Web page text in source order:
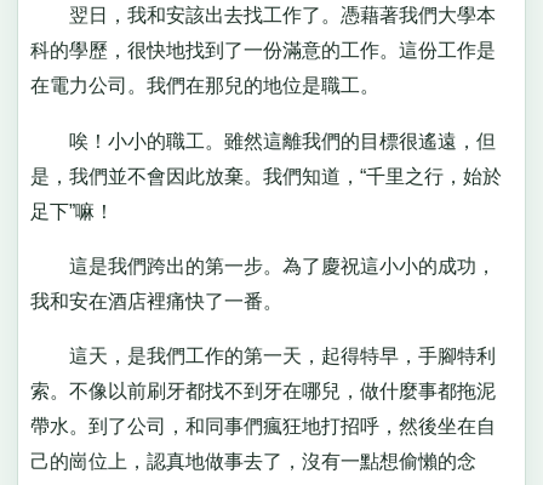
翌日，我和安該出去找工作了。憑藉著我們大學本
科的學歷，很快地找到了一份滿意的工作。這份工作是
在電力公司。我們在那兒的地位是職工。
唉！小小的職工。雖然這離我們的目標很遙遠，但
是，我們並不會因此放棄。我們知道，“千里之行，始於
足下”嘛！
這是我們跨出的第一步。為了慶祝這小小的成功，
我和安在酒店裡痛快了一番。
這天，是我們工作的第一天，起得特早，手腳特利
索。不像以前刷牙都找不到牙在哪兒，做什麼事都拖泥
帶水。到了公司，和同事們瘋狂地打招呼，然後坐在自
己的崗位上，認真地做事去了，沒有一點想偷懶的念